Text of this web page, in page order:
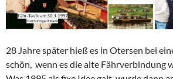
28 Jahre später hieß es in Otersen bei
schön, wenn es die alte Fährverbindung